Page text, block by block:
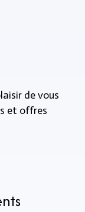
de vous
et offres